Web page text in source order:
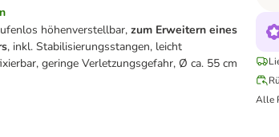
höhenverstellbar, zum Erweitern eines
, inkl. Stabilisierungsstangen, leicht
geringe Verletzungsgefahr, Ø ca. 55 cm
Alle